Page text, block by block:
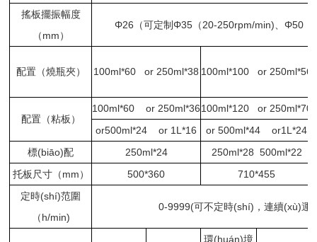
搖板擺振幅度
（mm）
Φ26（可定制Φ35（20-250rpm/min)、Φ50（
配置（燒瓶夾） 100ml*60 or 250ml*38 100ml*100 or 250ml*56
配置（粘板）
100ml*60 or 250ml*36100ml*120 or 250ml*70
or500ml*24 or 1L*16
or 500ml*44 or1L*24
標(biāo)配
250ml*24
250ml*28 500ml*22
托板尺寸（mm）
500*360
710*455
定時(shí)范圍
（h/min)
0-9999(可不定時(shí)，連續(xù)運
環(huán)境